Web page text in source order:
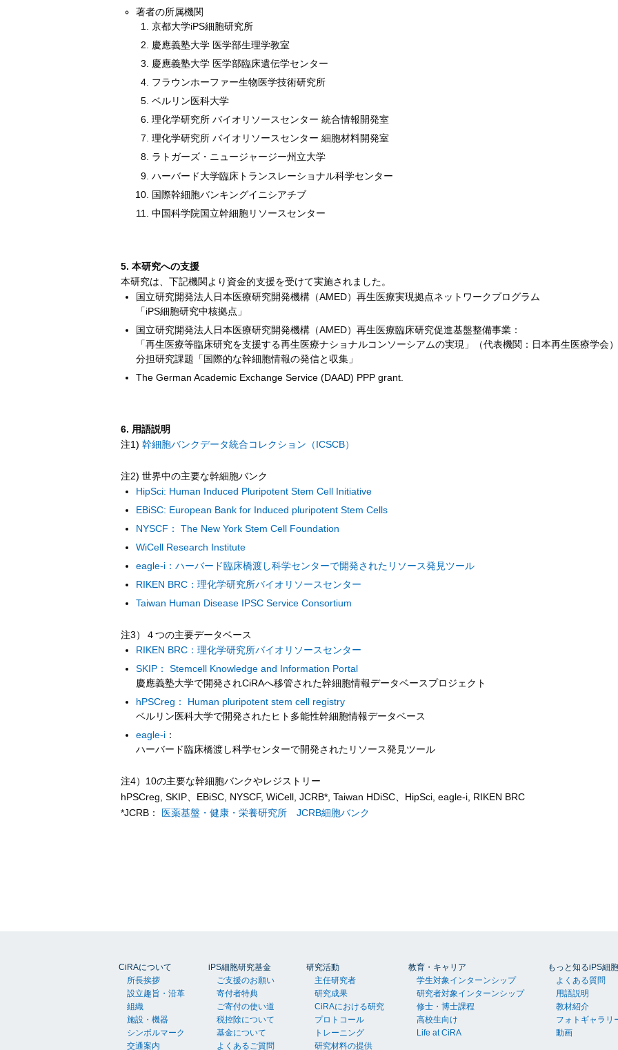
著者の所属機関
京都大学iPS細胞研究所
慶應義塾大学 医学部生理学教室
慶應義塾大学 医学部臨床遺伝学センター
フラウンホーファー生物医学技術研究所
ベルリン医科大学
理化学研究所 バイオリソースセンター 統合情報開発室
理化学研究所 バイオリソースセンター 細胞材料開発室
ラトガーズ・ニュージャージー州立大学
ハーバード大学臨床トランスレーショナル科学センター
国際幹細胞バンキングイニシアチブ
中国科学院国立幹細胞リソースセンター
5. 本研究への支援
本研究は、下記機関より資金的支援を受けて実施されました。
国立研究開発法人日本医療研究開発機構（AMED）再生医療実現拠点ネットワークプログラム
「iPS細胞研究中核拠点」
国立研究開発法人日本医療研究開発機構（AMED）再生医療臨床研究促進基盤整備事業：
「再生医療等臨床研究を支援する再生医療ナショナルコンソーシアムの実現」（代表機関：日本再生医療学会）
分担研究課題「国際的な幹細胞情報の発信と収集」
The German Academic Exchange Service (DAAD) PPP grant.
6. 用語説明
注1) 幹細胞バンクデータ統合コレクション（ICSCB）
注2) 世界中の主要な幹細胞バンク
HipSci: Human Induced Pluripotent Stem Cell Initiative
EBiSC: European Bank for Induced pluripotent Stem Cells
NYSCF： The New York Stem Cell Foundation
WiCell Research Institute
eagle-i：ハーバード臨床橋渡し科学センターで開発されたリソース発見ツール
RIKEN BRC：理化学研究所バイオリソースセンター
Taiwan Human Disease IPSC Service Consortium
注3）４つの主要データベース
RIKEN BRC：理化学研究所バイオリソースセンター
SKIP： Stemcell Knowledge and Information Portal
慶應義塾大学で開発されCiRAへ移管された幹細胞情報データベースプロジェクト
hPSCreg： Human pluripotent stem cell registry
ベルリン医科大学で開発されたヒト多能性幹細胞情報データベース
eagle-i ：
ハーバード臨床橋渡し科学センターで開発されたリソース発見ツール
注4）10の主要な幹細胞バンクやレジストリー
hPSCreg, SKIP、EBiSC, NYSCF, WiCell, JCRB*, Taiwan HDiSC、HipSci, eagle-i, RIKEN BRC
*JCRB： 医薬基盤・健康・栄養研究所 JCRB細胞バンク
CiRAについて
所長挨拶
設立趣旨・沿革
組織
施設・機器
シンボルマーク
交通案内
iPS細胞研究基金
ご支援のお願い
寄付者特典
ご寄付の使い道
税控除について
基金について
よくあるご質問
研究活動
主任研究者
研究成果
CiRAにおける研究
プロトコール
トレーニング
研究材料の提供
教育・キャリア
学生対象インターンシップ
研究者対象インターンシップ
修士・博士課程
高校生向け
Life at CiRA
もっと知るiPS細胞
よくある質問
用語説明
教材紹介
フォトギャラリ
動画